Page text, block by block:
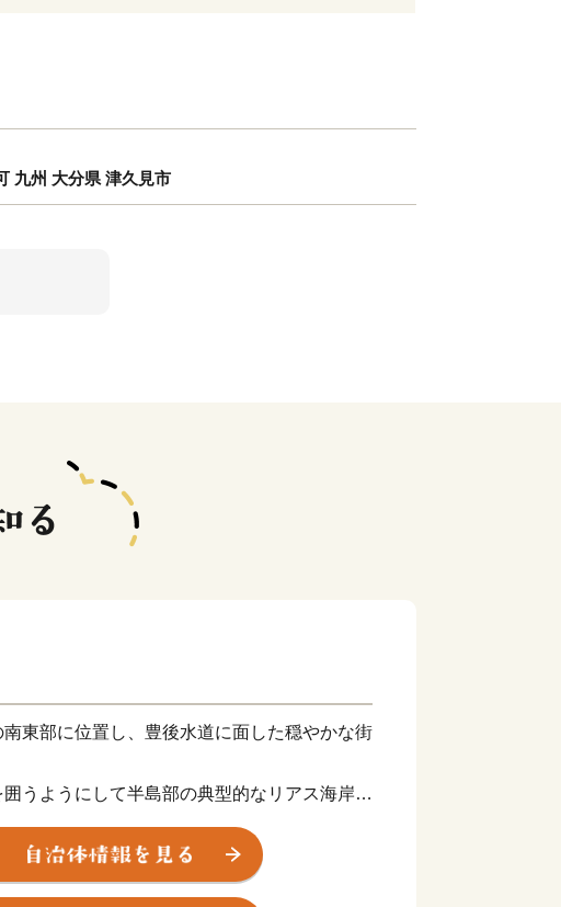
九州 大分県 津久見市
東部に位置し、豊後水道に面した穏やかな街
うようにして半島部の典型的なリアス海岸が
山地が三方から馬蹄型に囲んでいます。
かんの段々畑等、豊かな自然を身近に感じるこ